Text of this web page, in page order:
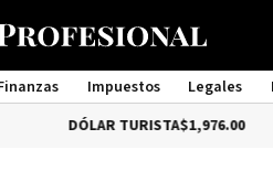
Impuestos Legales
Management
DÓLAR TURISTA$1,976.00